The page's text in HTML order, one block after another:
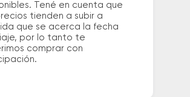
Tené en cuenta que
tienden a subir a
que se acerca la fecha
por lo tanto te
comprar con